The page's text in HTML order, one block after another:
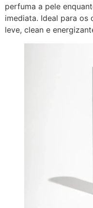
perfuma a pele
imediata. Ideal para os
leve, clean e